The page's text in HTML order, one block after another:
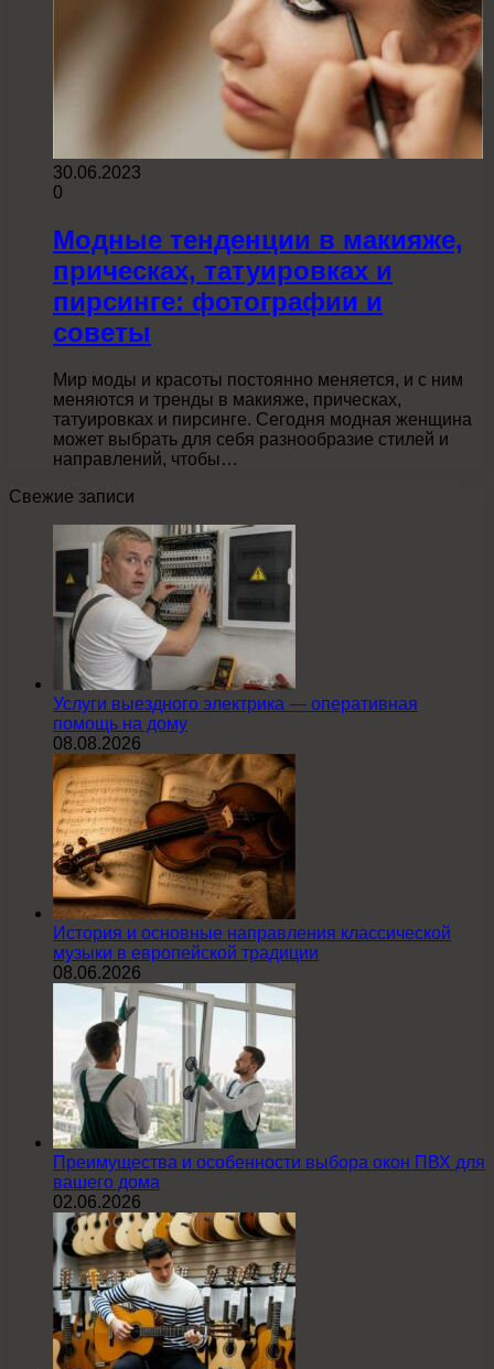
30.06.2023
0
Модные тенденции в макияже,
прическах, татуировках и
пирсинге: фотографии и
советы
Мир моды и красоты постоянно меняется, и с ним
меняются и тренды в макияже, прическах,
татуировках и пирсинге. Сегодня модная женщина
может выбрать для себя разнообразие стилей и
направлений, чтобы…
Свежие записи
Услуги выездного электрика — оперативная
помощь на дому
08.08.2026
История и основные направления классической
музыки в европейской традиции
08.06.2026
Преимущества и особенности выбора окон ПВХ для
вашего дома
02.06.2026